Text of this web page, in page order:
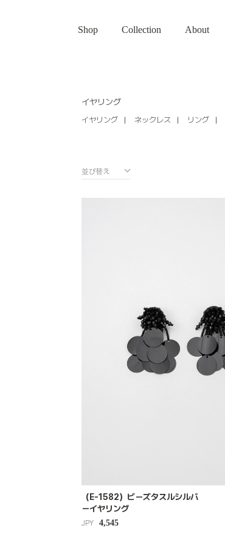
Shop Collection About
イヤリング
イヤリング ネックレス リング
並び替え
（E-1582）ビーズタスルシルバ
ーイヤリング
JPY 4,545